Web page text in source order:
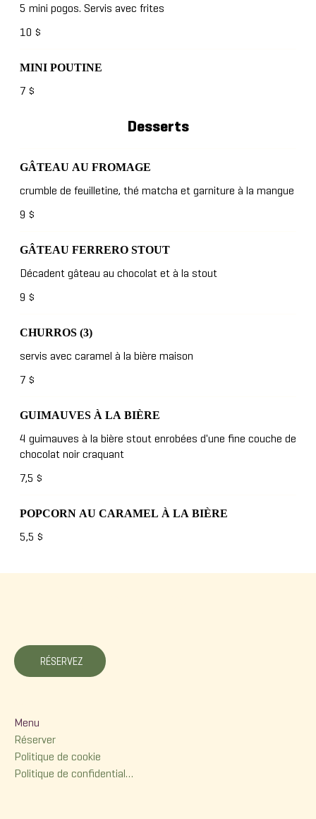
5 mini pogos. Servis avec frites
10 $
MINI POUTINE
7 $
Desserts
GÂTEAU AU FROMAGE
crumble de feuilletine, thé matcha et garniture à la mangue
9 $
GÂTEAU FERRERO STOUT
Décadent gâteau au chocolat et à la stout
9 $
CHURROS (3)
servis avec caramel à la bière maison
7 $
GUIMAUVES À LA BIÈRE
4 guimauves à la bière stout enrobées d'une fine couche de
chocolat noir craquant
7,5 $
POPCORN AU CARAMEL À LA BIÈRE
5,5 $
Menu
Réserver
Politique de cookie
Politique de confidentialité
RÉSERVEZ